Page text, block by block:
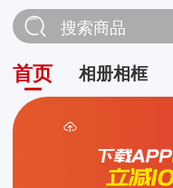
搜索商品
首页 相册相框